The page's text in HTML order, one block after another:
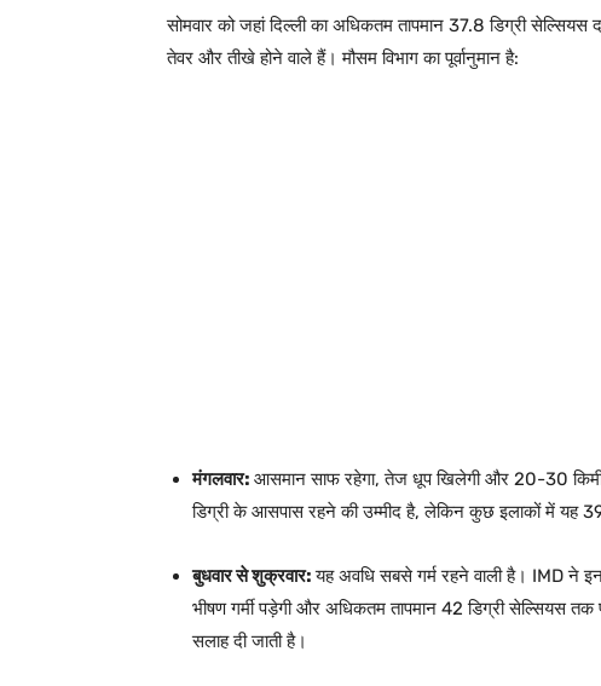
सोमवार को जहां दिल्ली का अधिकतम तापमान 37.8 डिग्री सेल्सियस
तेवर और तीखे होने वाले हैं। मौसम विभाग का पूर्वानुमान है:
मंगलवार: आसमान साफ रहेगा, तेज धूप खिलेगी और 20-30
डिग्री के आसपास रहने की उम्मीद है, लेकिन कुछ इलाकों में यह
बुधवार से शुक्रवार:यह अवधि सबसे गर्म रहने वाली है। IMD ने इन
भीषण गर्मी पड़ेगी और अधिकतम तापमान 42 डिग्री सेल्सियस
सलाह दी जाती है।